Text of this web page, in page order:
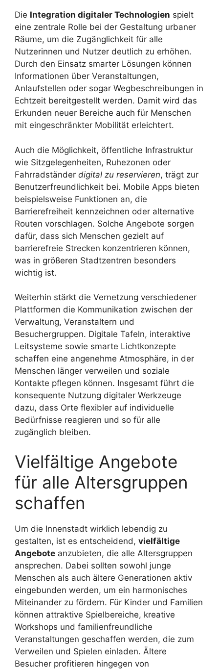
Die Integration digitaler Technologien spielt
eine zentrale Rolle bei der Gestaltung urbaner
Räume, um die Zugänglichkeit für alle
Nutzerinnen und Nutzer deutlich zu erhöhen.
Durch den Einsatz smarter Lösungen können
Informationen über Veranstaltungen,
Anlaufstellen oder sogar Wegbeschreibungen in
Echtzeit bereitgestellt werden. Damit wird das
Erkunden neuer Bereiche auch für Menschen
mit eingeschränkter Mobilität erleichtert.
Auch die Möglichkeit, öffentliche Infrastruktur
wie Sitzgelegenheiten, Ruhezonen oder
Fahrradständer digital zu reservieren, trägt zur
Benutzerfreundlichkeit bei. Mobile Apps bieten
beispielsweise Funktionen an, die
Barrierefreiheit kennzeichnen oder alternative
Routen vorschlagen. Solche Angebote sorgen
dafür, dass sich Menschen gezielt auf
barrierefreie Strecken konzentrieren können,
was in größeren Stadtzentren besonders
wichtig ist.
Weiterhin stärkt die Vernetzung verschiedener
Plattformen die Kommunikation zwischen der
Verwaltung, Veranstaltern und
Besuchergruppen. Digitale Tafeln, interaktive
Leitsysteme sowie smarte Lichtkonzepte
schaffen eine angenehme Atmosphäre, in der
Menschen länger verweilen und soziale
Kontakte pflegen können. Insgesamt führt die
konsequente Nutzung digitaler Werkzeuge
dazu, dass Orte flexibler auf individuelle
Bedürfnisse reagieren und so für alle
zugänglich bleiben.
Vielfältige Angebote
für alle Altersgruppen
schaffen
Um die Innenstadt wirklich lebendig zu
gestalten, ist es entscheidend, vielfältige
Angebote anzubieten, die alle Altersgruppen
ansprechen. Dabei sollten sowohl junge
Menschen als auch ältere Generationen aktiv
eingebunden werden, um ein harmonisches
Miteinander zu fördern. Für Kinder und Familien
können attraktive Spielbereiche, kreative
Workshops und familienfreundliche
Veranstaltungen geschaffen werden, die zum
Verweilen und Spielen einladen. Ältere
Besucher profitieren hingegen von